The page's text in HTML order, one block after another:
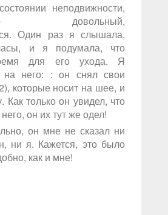
неподвижности,
довольный,
Один раз я слышала,
и я подумала, что
для его ухода. Я
на него: : он снял свои
которые носит на шее, и
Как только он увидел, что
он их тут же одел!
он мне не сказал ни
ни я. Кажется, это было
как и мне!